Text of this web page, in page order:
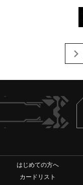
はじめての方へ
カードリスト